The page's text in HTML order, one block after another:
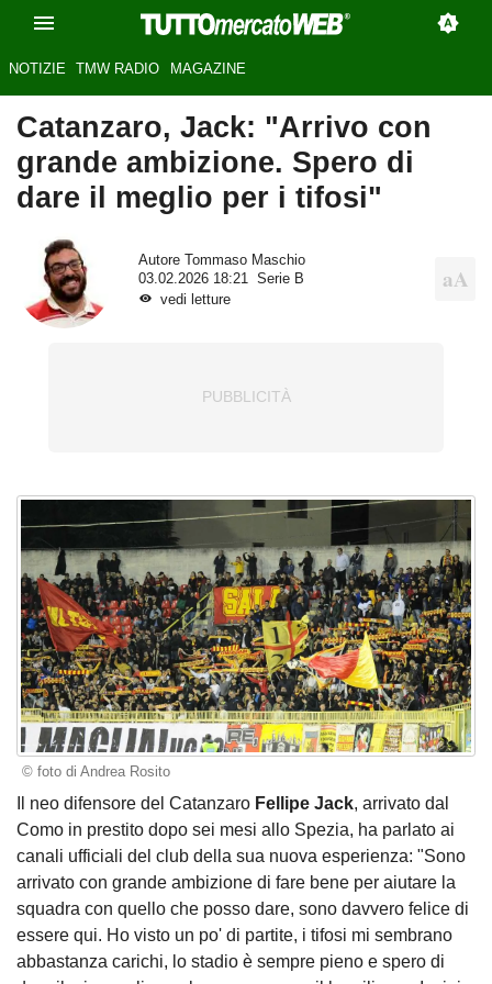
NOTIZIE TMW RADIO MAGAZINE
Catanzaro, Jack: "Arrivo con
grande ambizione. Spero di
dare il meglio per i tifosi"
Autore
Tommaso Maschio
03.02.2026 18:21
Serie B
vedi letture
© foto di Andrea Rosito
Il neo difensore del Catanzaro Fellipe Jack, arrivato dal
Como in prestito dopo sei mesi allo Spezia, ha parlato ai
canali ufficiali del club della sua nuova esperienza: "Sono
arrivato con grande ambizione di fare bene per aiutare la
squadra con quello che posso dare, sono davvero felice di
essere qui. Ho visto un po' di partite, i tifosi mi sembrano
abbastanza carichi, lo stadio è sempre pieno e spero di